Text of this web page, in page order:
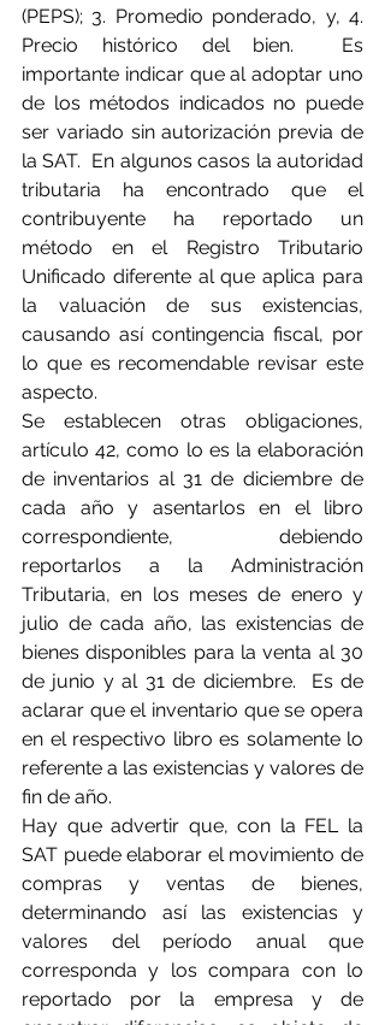
(PEPS); 3. Promedio ponderado, y, 4.
Precio histórico del bien.  Es
importante indicar que al adoptar uno
de los métodos indicados no puede
ser variado sin autorización previa de
la SAT.  En algunos casos la autoridad
tributaria ha encontrado que el
contribuyente ha reportado un
método en el Registro Tributario
Unificado diferente al que aplica para
la valuación de sus existencias,
causando así contingencia fiscal, por
lo que es recomendable revisar este
aspecto.
Se establecen otras obligaciones,
artículo 42, como lo es la elaboración
de inventarios al 31 de diciembre de
cada año y asentarlos en el libro
correspondiente, debiendo
reportarlos a la Administración
Tributaria, en los meses de enero y
julio de cada año, las existencias de
bienes disponibles para la venta al 30
de junio y al 31 de diciembre.  Es de
aclarar que el inventario que se opera
en el respectivo libro es solamente lo
referente a las existencias y valores de
fin de año.
Hay que advertir que, con la FEL la
SAT puede elaborar el movimiento de
compras y ventas de bienes,
determinando así las existencias y
valores del período anual que
corresponda y los compara con lo
reportado por la empresa y de